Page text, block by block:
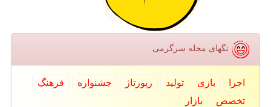
تگهای مجله سرگرمی
اجرا بازی تولید رپورتاژ جشنواره
فرهنگ
تخصص
بازار